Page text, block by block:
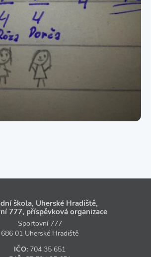
škola, Uherské Hradiště,
777, příspěvková organizace
Sportovní 777
686 01 Uherské Hradiště
IČO: 704 35 651